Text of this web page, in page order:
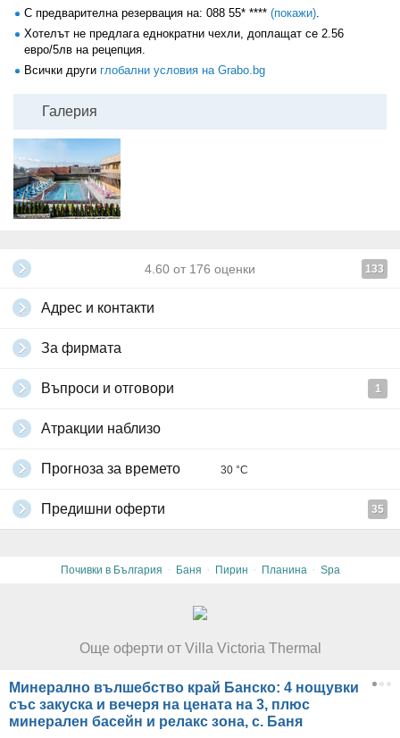
С предварителна резервация на: 088 55* **** (покажи).
Хотелът не предлага еднократни чехли, доплащат се 2.56
евро/5лв на рецепция.
Всички други глобални условия на Grabo.bg
Галерия
4.60 от 176 оценки 133
Адрес и контакти
За фирмата
Въпроси и отговори 1
Атракции наблизо
Прогноза за времето 30 °C
Предишни оферти 35
Почивки в България · Баня · Пирин · Планина · Spa
Още оферти от Villa Victoria Thermal
Минерално вълшебство край Банско: 4 нощувки
със закуска и вечеря на цената на 3, плюс
минерален басейн и релакс зона, с. Баня